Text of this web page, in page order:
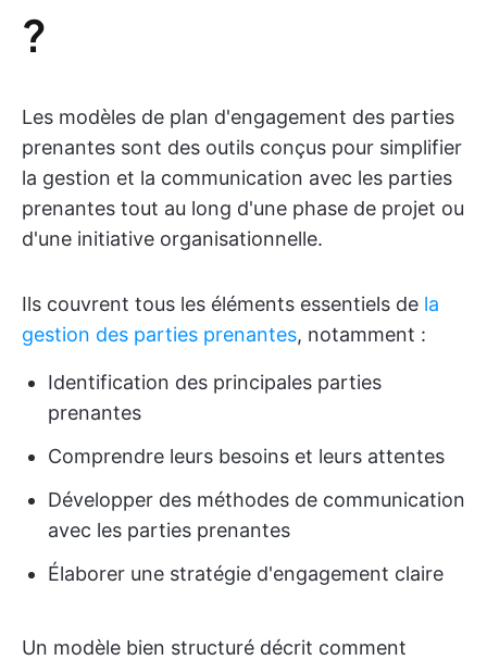
?
Les modèles de plan d'engagement des parties
prenantes sont des outils conçus pour simplifier
la gestion et la communication avec les parties
prenantes tout au long d'une phase de projet ou
d'une initiative organisationnelle.
Ils couvrent tous les éléments essentiels de la
gestion des parties prenantes, notamment :
Identification des principales parties
prenantes
Comprendre leurs besoins et leurs attentes
Développer des méthodes de communication
avec les parties prenantes
Élaborer une stratégie d'engagement claire
Un modèle bien structuré décrit comment